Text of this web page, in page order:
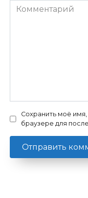
Комментарий
Сохранить моё
браузере для